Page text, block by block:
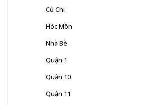
Củ Chi
Hóc Môn
Nhà Bè
Quận 1
Quận 10
Quận 11